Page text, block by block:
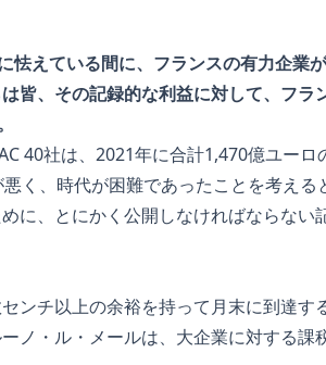
えている間に、フランスの有力企業
皆、その記録的な利益に対して、フラ
40社は、2021年に合計1,470億ユー
く、時代が困難であったことを考える
に、とにかく公開しなければならない
ンチ以上の余裕を持って月末に到達す
ノ・ル・メールは、大企業に対する課